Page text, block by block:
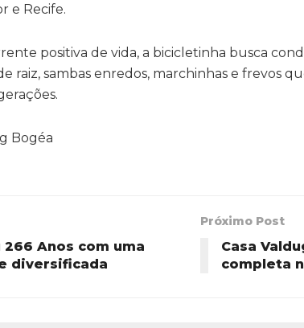
e Recife.
positiva de vida, a bicicletinha busca
raiz, sambas enredos, marchinhas e frevos
Bogéa
Anos com uma
diversificada
Próximo Post
Casa
completa